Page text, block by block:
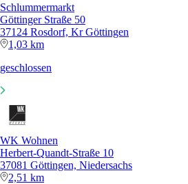
Schlummermarkt
Göttinger Straße 50
37124 Rosdorf, Kr Göttingen
1,03 km
geschlossen
WK Wohnen
Herbert-Quandt-Straße 10
37081 Göttingen, Niedersachs
2,51 km